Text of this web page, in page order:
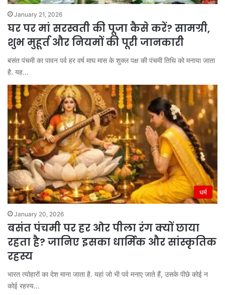
January 21, 2026
घर पर मां सरस्वती की पूजा कैसे करें? सामग्री,
शुभ मुहूर्त और नियमों की पूरी जानकारी
बसंत पंचमी का पावन पर्व हर वर्ष माघ मास के शुक्ल पक्ष की पंचमी तिथि को मनाया जाता
है. यह…
धर्म
January 20, 2026
बसंत पंचमी पर हर ओर पीला रंग क्यों छाया
रहता है? जानिए इसका धार्मिक और सांस्कृतिक
रहस्य
भारत त्योहारों का देश माना जाता है. यहां जो भी पर्व मनाए जाते हैं, उसके पीछे कोई न
कोई रहस्य…